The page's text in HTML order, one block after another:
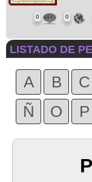
0 0
LISTADO DE
A B C
Ñ
O P